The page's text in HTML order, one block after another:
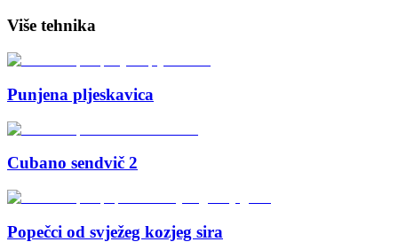
Više tehnika
Punjena pljeskavica
Cubano sendvič 2
Popečci od svježeg kozjeg sira